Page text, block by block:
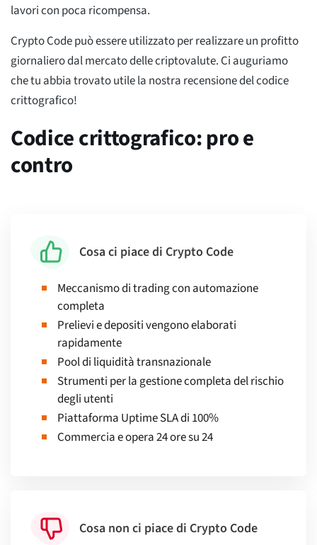
lavori con poca ricompensa.
Crypto Code può essere utilizzato per realizzare un profitto
giornaliero dal mercato delle criptovalute. Ci auguriamo
che tu abbia trovato utile la nostra recensione del codice
crittografico!
Codice crittografico: pro e
contro
Cosa ci piace di Crypto Code
Meccanismo di trading con automazione
completa
Prelievi e depositi vengono elaborati
rapidamente
Pool di liquidità transnazionale
Strumenti per la gestione completa del rischio
degli utenti
Piattaforma Uptime SLA di 100%
Commercia e opera 24 ore su 24
Cosa non ci piace di Crypto Code